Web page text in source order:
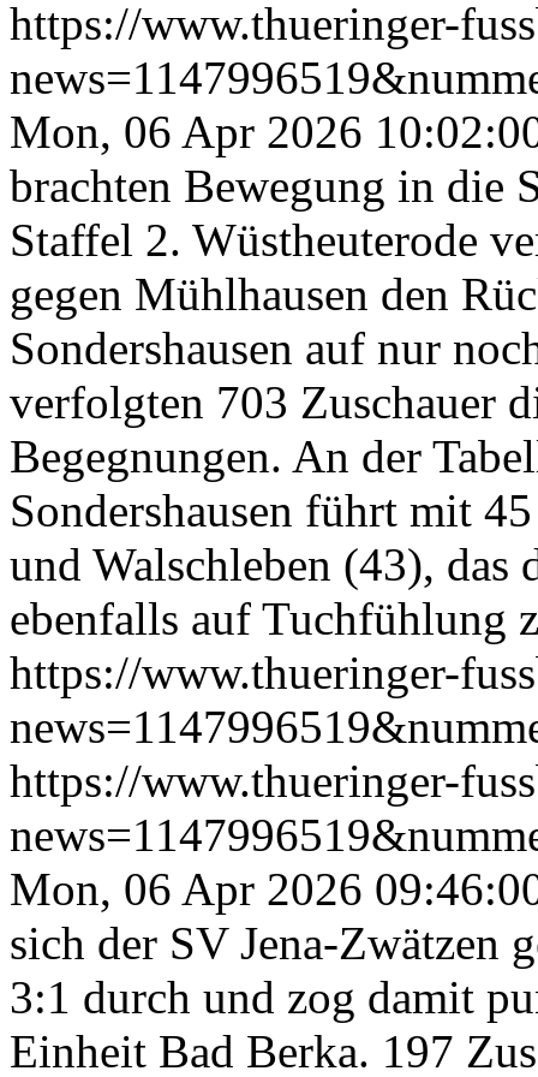
https://www.thueringer-
Mon, 06 Apr 2026
brachten Bewegung in die
Staffel 2. Wüstheuterode
gegen Mühlhausen den
Sondershausen auf nur
verfolgten 703 Zuschauer
Begegnungen. An der
Sondershausen führt mit
und Walschleben (43), das
ebenfalls auf Tuchfühlung
https://www.thueringer-
https://www.thueringer-
Mon, 06 Apr 2026
sich der SV Jena-Zwätzen
3:1 durch und zog damit
Einheit Bad Berka. 197